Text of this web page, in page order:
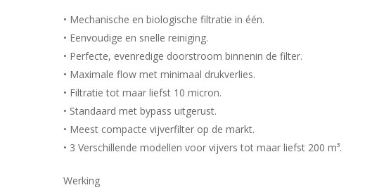
• Mechanische en biologische filtratie in één.
• Eenvoudige en snelle reiniging.
• Perfecte, evenredige doorstroom binnenin de filter.
• Maximale flow met minimaal drukverlies.
• Filtratie tot maar liefst 10 micron.
• Standaard met bypass uitgerust.
• Meest compacte vijverfilter op de markt.
• 3 Verschillende modellen voor vijvers tot maar liefst 200 m³.
Werking